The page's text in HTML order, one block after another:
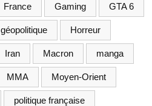
France Gaming GTA 6
géopolitique Horreur
Iran Macron manga
MMA Moyen-Orient
politique française